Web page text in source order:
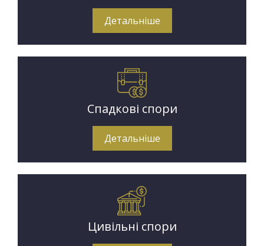
Детальніше
Спадкові спори
Детальніше
Цивільні спори